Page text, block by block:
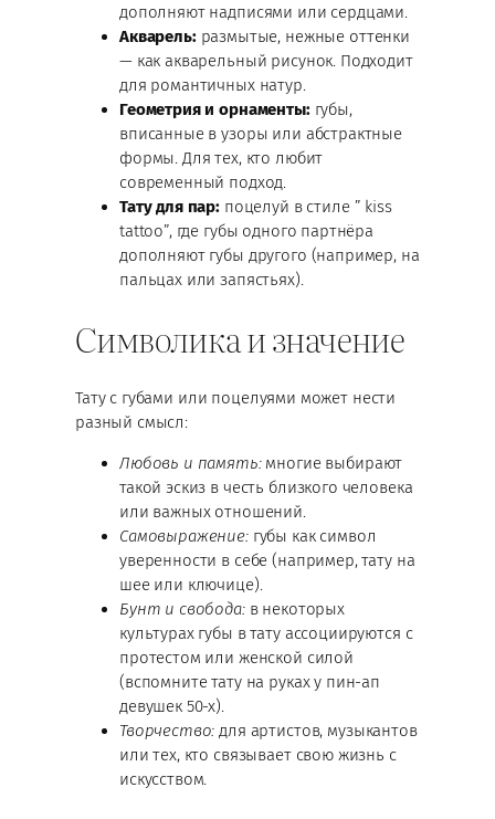
дополняют надписями или сердцами.
Акварель:размытые, нежные оттенки
— как акварельный рисунок. Подходит
для романтичных натур.
Геометрия и орнаменты:губы,
вписанные в узоры или абстрактные
формы. Для тех, кто любит
современный подход.
Тату для пар: поцелуй в стиле ” kiss
tattoo”, где губы одного партнёра
дополняют губы другого (например, на
пальцах или запястьях).
Символика и значение
Тату с губами или поцелуями может нести
разный смысл:
Любовь и память:многие выбирают
такой эскиз в честь близкого человека
или важных отношений.
Самовыражение:губы как символ
уверенности в себе (например, тату на
шее или ключице).
Бунт и свобода:в некоторых
культурах губы в тату ассоциируются с
протестом или женской силой
(вспомните тату на руках у пин-ап
девушек 50-х).
Творчество: для артистов, музыкантов
или тех, кто связывает свою жизнь с
искусством.